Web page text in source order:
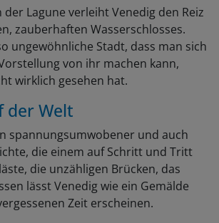
Lagune verleiht Venedig den Reiz
zauberhaften Wasserschlosses.
ungewöhnliche Stadt, dass man sich
von ihr machen kann,
wirklich gesehen hat.
der Welt
spannungsumwobener und auch
die einem auf Schritt und Tritt
die unzähligen Brücken, das
lässt Venedig wie ein Gemälde
Zeit erscheinen.